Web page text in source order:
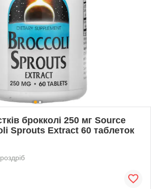
брокколі 250 мг Source
Sprouts Extract 60 таблеток